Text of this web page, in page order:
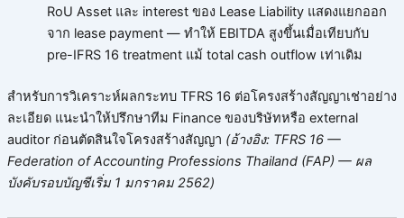
RoU Asset และ interest ของ Lease Liability แสดงแยกออก
จาก lease payment — ทำให้ EBITDA สูงขึ้นเมื่อเทียบกับ
pre-IFRS 16 treatment แม้ total cash outflow เท่าเดิม
สำหรับการวิเคราะห์ผลกระทบ TFRS 16 ต่อโครงสร้างสัญญาเช่าอย่าง
ละเอียด แนะนำให้ปรึกษาทีม Finance ของบริษัทหรือ external
auditor ก่อนตัดสินใจโครงสร้างสัญญา (อ้างอิง: TFRS 16 —
Federation of Accounting Professions Thailand (FAP) — ผล
บังคับรอบบัญชีเริ่ม 1 มกราคม 2562)